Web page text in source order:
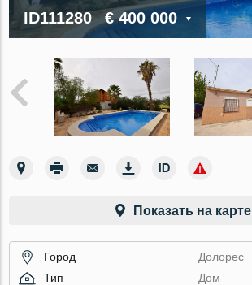
ID111280 € 400 000
Показать на карте
Город
Долорес
Тип
Дом